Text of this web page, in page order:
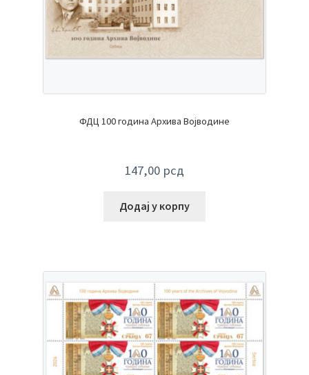
ФДЦ 100 година Архива Војводине
147,00 рсд
Додај у корпу